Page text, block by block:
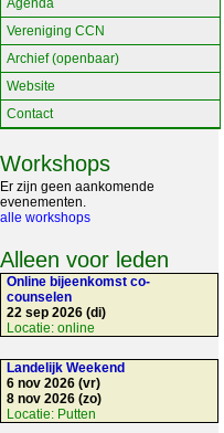
Agenda
Vereniging CCN
Archief (openbaar)
Website
Contact
Workshops
Er zijn geen aankomende
evenementen.
alle workshops
Alleen voor leden
Online bijeenkomst co-
counselen
22 sep 2026 (di)
Locatie: online
Landelijk Weekend
6 nov 2026 (vr)
8 nov 2026 (zo)
Locatie: Putten